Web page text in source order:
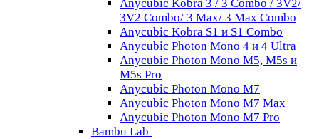
Anycubic Kobra 3 / 3 Combo / 3V2/
3V2 Combo/ 3 Max/ 3 Max Combo
Anycubic Kobra S1 и S1 Combo
Anycubic Photon Mono 4 и 4 Ultra
Anycubic Photon Mono M5, M5s и
M5s Pro
Anycubic Photon Mono M7
Anycubic Photon Mono M7 Max
Anycubic Photon Mono M7 Pro
Bambu Lab